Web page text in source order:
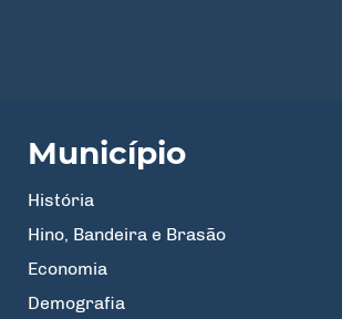
Município
História
Hino, Bandeira e Brasão
Economia
Demografia